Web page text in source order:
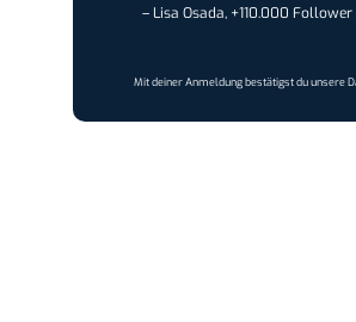
– Lisa Osada, +110.000
Mit deiner Anmeldung bestätigst du unsere